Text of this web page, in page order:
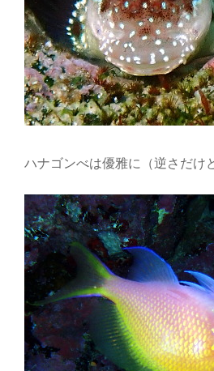
ハナゴンべは優雅に（逆さだけ